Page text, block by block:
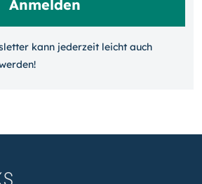
kann jeder­zeit leicht auch